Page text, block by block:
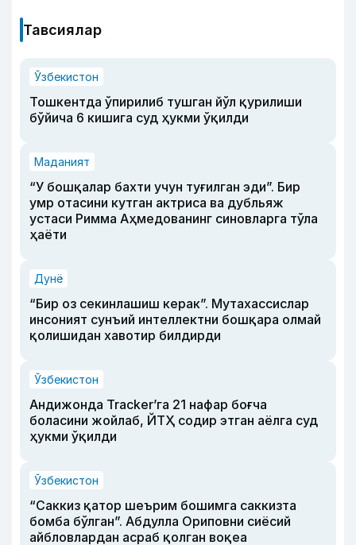
Тавсиялар
Ўзбекистон
Тошкентда ўпирилиб тушган йўл қурилиши
бўйича 6 кишига суд ҳукми ўқилди
Маданият
“У бошқалар бахти учун туғилган эди”. Бир
умр отасини кутган актриса ва дубльяж
устаси Римма Аҳмедованинг синовларга тўла
ҳаёти
Дунё
“Бир оз секинлашиш керак”. Мутахассислар
инсоният сунъий интеллектни бошқара олмай
қолишидан хавотир билдирди
Ўзбекистон
Андижонда Tracker’га 21 нафар боғча
боласини жойлаб, ЙТҲ содир этган аёлга суд
ҳукми ўқилди
Ўзбекистон
“Саккиз қатор шеърим бошимга саккизта
бомба бўлган”. Абдулла Ориповни сиёсий
айбловлардан асраб қолган воқеа